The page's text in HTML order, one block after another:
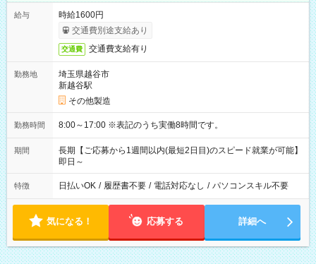
給与
時給1600円
交通費別途支給あり
交通費 交通費支給有り
勤務地
埼玉県越谷市
新越谷駅
その他製造
勤務時間 8:00～17:00 ※表記のうち実働8時間です。
期間
長期【ご応募から1週間以内(最短2日目)のスピード就業が可能】
即日～
特徴 日払いOK / 履歴書不要 / 電話対応なし / パソコンスキル不要
気になる！ 応募する 詳細へ